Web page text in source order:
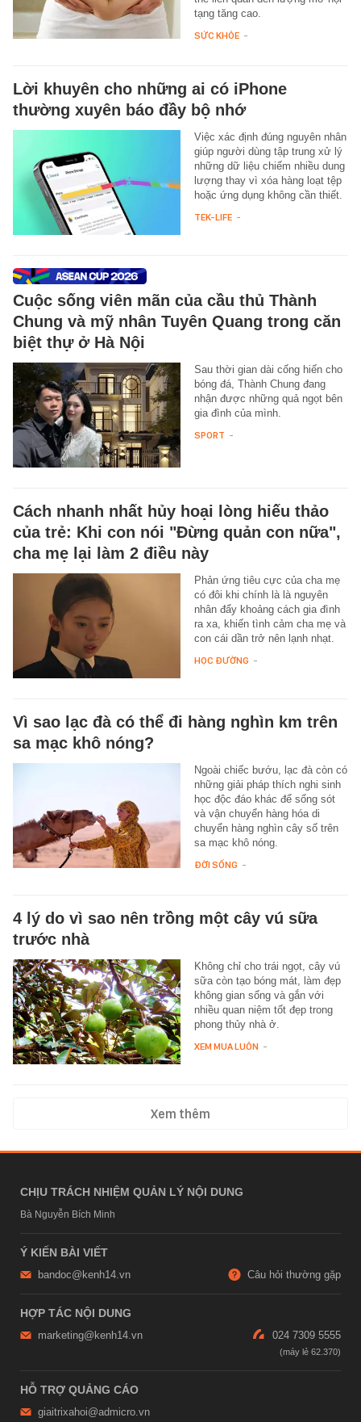
tạng tăng cao.
SỨC KHỎE -
Lời khuyên cho những ai có iPhone
thường xuyên báo đầy bộ nhớ
Việc xác định đúng nguyên nhân
giúp người dùng tập trung xử lý
những dữ liệu chiếm nhiều dung
lượng thay vì xóa hàng loạt tệp
hoặc ứng dụng không cần thiết.
TEK-LIFE -
Cuộc sống viên mãn của cầu thủ Thành
Chung và mỹ nhân Tuyên Quang trong căn
biệt thự ở Hà Nội
Sau thời gian dài cống hiến cho
bóng đá, Thành Chung đang
nhận được những quả ngọt bên
gia đình của mình.
SPORT -
Cách nhanh nhất hủy hoại lòng hiếu thảo
của trẻ: Khi con nói "Đừng quản con nữa",
cha mẹ lại làm 2 điều này
Phản ứng tiêu cực của cha mẹ
có đôi khi chính là là nguyên
nhân đẩy khoảng cách gia đình
ra xa, khiến tình cảm cha mẹ và
con cái dần trở nên lạnh nhạt.
HỌC ĐƯỜNG -
Vì sao lạc đà có thể đi hàng nghìn km trên
sa mạc khô nóng?
Ngoài chiếc bướu, lạc đà còn có
những giải pháp thích nghi sinh
học độc đáo khác để sống sót
và vận chuyển hàng hóa di
chuyển hàng nghìn cây số trên
sa mạc khô nóng.
ĐỜI SỐNG -
4 lý do vì sao nên trồng một cây vú sữa
trước nhà
Không chỉ cho trái ngọt, cây vú
sữa còn tạo bóng mát, làm đẹp
không gian sống và gắn với
nhiều quan niệm tốt đẹp trong
phong thủy nhà ở.
XEM MUA LUÔN -
Xem thêm
CHỊU TRÁCH NHIỆM QUẢN LÝ NỘI DUNG
Bà Nguyễn Bích Minh
Ý KIẾN BÀI VIẾT
bandoc@kenh14.vn Câu hỏi thường gặp
HỢP TÁC NỘI DUNG
marketing@kenh14.vn 024 7309 5555
HỖ TRỢ QUẢNG CÁO
giaitrixahoi@admicro.vn